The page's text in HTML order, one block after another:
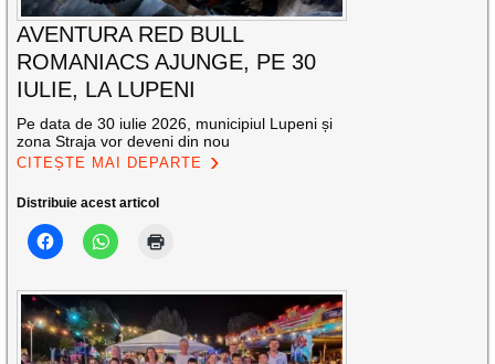
AVENTURA RED BULL
ROMANIACS AJUNGE, PE 30
IULIE, LA LUPENI
Pe data de 30 iulie 2026, municipiul Lupeni și
zona Straja vor deveni din nou
CITEȘTE MAI DEPARTE
Distribuie acest articol